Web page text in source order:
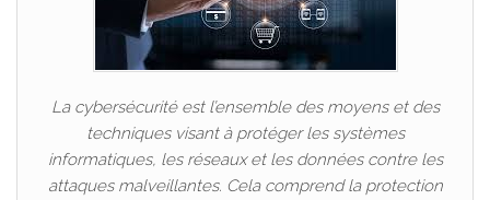
La cybersécurité est l’ensemble des moyens et des
techniques visant à protéger les systèmes
informatiques, les réseaux et les données contre les
attaques malveillantes. Cela comprend la protection